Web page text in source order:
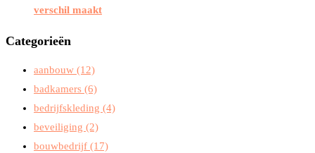
verschil maakt
Categorieën
aanbouw (12)
badkamers (6)
bedrijfskleding (4)
beveiliging (2)
bouwbedrijf (17)